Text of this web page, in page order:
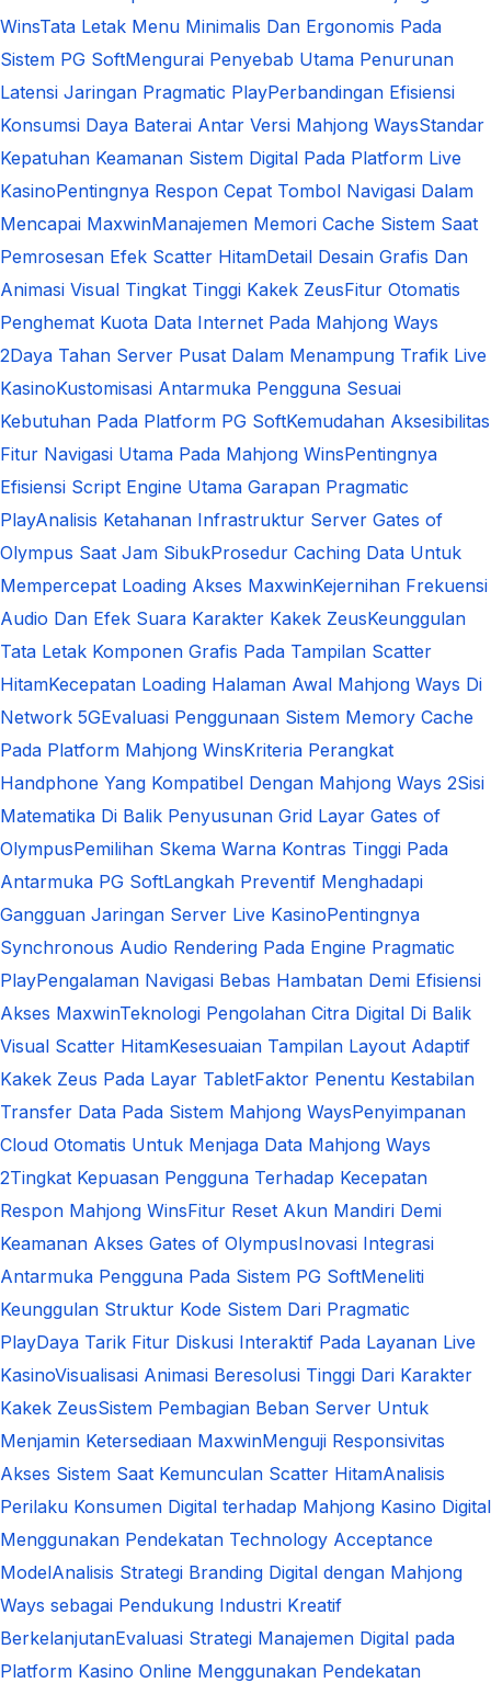
WinsTata Letak Menu Minimalis Dan Ergonomis Pada
Sistem PG SoftMengurai Penyebab Utama Penurunan
Latensi Jaringan Pragmatic PlayPerbandingan Efisiensi
Konsumsi Daya Baterai Antar Versi Mahjong WaysStandar
Kepatuhan Keamanan Sistem Digital Pada Platform Live
KasinoPentingnya Respon Cepat Tombol Navigasi Dalam
Mencapai MaxwinManajemen Memori Cache Sistem Saat
Pemrosesan Efek Scatter HitamDetail Desain Grafis Dan
Animasi Visual Tingkat Tinggi Kakek ZeusFitur Otomatis
Penghemat Kuota Data Internet Pada Mahjong Ways
2Daya Tahan Server Pusat Dalam Menampung Trafik Live
KasinoKustomisasi Antarmuka Pengguna Sesuai
Kebutuhan Pada Platform PG SoftKemudahan Aksesibilitas
Fitur Navigasi Utama Pada Mahjong WinsPentingnya
Efisiensi Script Engine Utama Garapan Pragmatic
PlayAnalisis Ketahanan Infrastruktur Server Gates of
Olympus Saat Jam SibukProsedur Caching Data Untuk
Mempercepat Loading Akses MaxwinKejernihan Frekuensi
Audio Dan Efek Suara Karakter Kakek ZeusKeunggulan
Tata Letak Komponen Grafis Pada Tampilan Scatter
HitamKecepatan Loading Halaman Awal Mahjong Ways Di
Network 5GEvaluasi Penggunaan Sistem Memory Cache
Pada Platform Mahjong WinsKriteria Perangkat
Handphone Yang Kompatibel Dengan Mahjong Ways 2Sisi
Matematika Di Balik Penyusunan Grid Layar Gates of
OlympusPemilihan Skema Warna Kontras Tinggi Pada
Antarmuka PG SoftLangkah Preventif Menghadapi
Gangguan Jaringan Server Live KasinoPentingnya
Synchronous Audio Rendering Pada Engine Pragmatic
PlayPengalaman Navigasi Bebas Hambatan Demi Efisiensi
Akses MaxwinTeknologi Pengolahan Citra Digital Di Balik
Visual Scatter HitamKesesuaian Tampilan Layout Adaptif
Kakek Zeus Pada Layar TabletFaktor Penentu Kestabilan
Transfer Data Pada Sistem Mahjong WaysPenyimpanan
Cloud Otomatis Untuk Menjaga Data Mahjong Ways
2Tingkat Kepuasan Pengguna Terhadap Kecepatan
Respon Mahjong WinsFitur Reset Akun Mandiri Demi
Keamanan Akses Gates of OlympusInovasi Integrasi
Antarmuka Pengguna Pada Sistem PG SoftMeneliti
Keunggulan Struktur Kode Sistem Dari Pragmatic
PlayDaya Tarik Fitur Diskusi Interaktif Pada Layanan Live
KasinoVisualisasi Animasi Beresolusi Tinggi Dari Karakter
Kakek ZeusSistem Pembagian Beban Server Untuk
Menjamin Ketersediaan MaxwinMenguji Responsivitas
Akses Sistem Saat Kemunculan Scatter HitamAnalisis
Perilaku Konsumen Digital terhadap Mahjong Kasino Digital
Menggunakan Pendekatan Technology Acceptance
ModelAnalisis Strategi Branding Digital dengan Mahjong
Ways sebagai Pendukung Industri Kreatif
BerkelanjutanEvaluasi Strategi Manajemen Digital pada
Platform Kasino Online Menggunakan Pendekatan